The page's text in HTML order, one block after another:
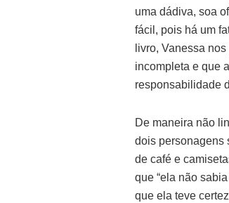
uma dádiva, soa
fácil, pois há um
livro, Vanessa
incompleta e que
responsabilidade
De maneira não
dois personagens
de café e
que “ela não
que ela teve